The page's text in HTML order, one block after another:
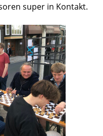
super in Kontakt.